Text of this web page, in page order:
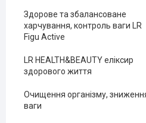
Здорове та збалансоване
харчування, контроль ваги LR
Figu Active
LR HEALTH&BEAUTY еліксир
здорового життя
Очищення організму,
ваги